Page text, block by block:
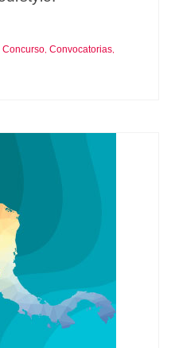
Concurso, Convocatorias,